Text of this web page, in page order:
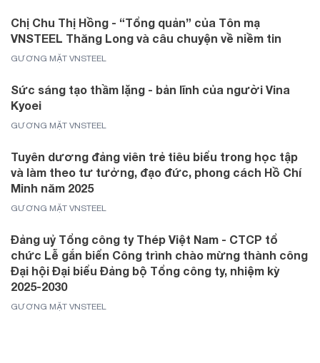
Chị Chu Thị Hồng - “Tổng quản” của Tôn mạ
VNSTEEL Thăng Long và câu chuyện về niềm tin
GƯƠNG MẶT VNSTEEL
Sức sáng tạo thầm lặng - bản lĩnh của người Vina
Kyoei
GƯƠNG MẶT VNSTEEL
Tuyên dương đảng viên trẻ tiêu biểu trong học tập
và làm theo tư tưởng, đạo đức, phong cách Hồ Chí
Minh năm 2025
GƯƠNG MẶT VNSTEEL
Đảng uỷ Tổng công ty Thép Việt Nam - CTCP tổ
chức Lễ gắn biển Công trình chào mừng thành công
Đại hội Đại biểu Đảng bộ Tổng công ty, nhiệm kỳ
2025-2030
GƯƠNG MẶT VNSTEEL